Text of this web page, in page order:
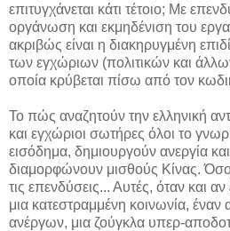
επιτυγχάνεται κάτι τέτοιο; Με
οργάνωση και εκμηδένιση του
ακριβώς είναι η διακηρυγμένη
των εγχώριων (πολιτικών και
οποία κρύβεται πίσω από τον
Το πώς αναζητούν την ελληνική
και εγχώριοι σωτήρες όλοι το
εισόδημα, δημιουργούν ανεργία
διαμορφώνουν μισθούς Κίνας.
τις επενδύσεις... Αυτές, όταν και
μια κατεστραμμένη κοινωνία,
ανέργων, μια ζούγκλα υπερ-